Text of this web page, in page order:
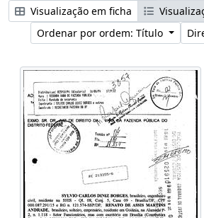
Visualização em ficha
Ordenar por ordem: Título